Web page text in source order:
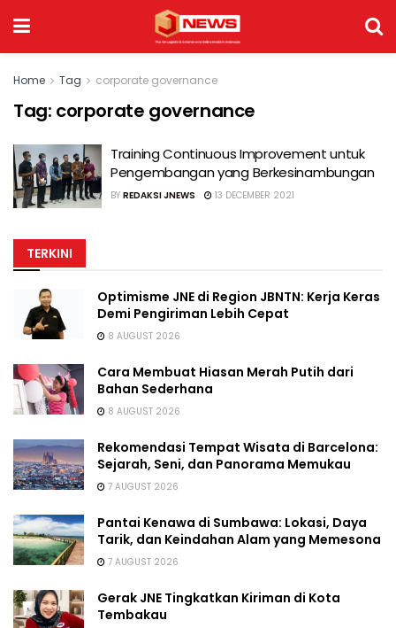
Home Tag corporate governance
Tag: corporate governance
Training Continuous Improvement untuk
Pengembangan yang Berkesinambungan
BY REDAKSI JNEWS 13 DECEMBER 2021
TERKINI
Optimisme JNE di Region JBNTN: Kerja Keras
Demi Pengiriman Lebih Cepat
8 AUGUST 2026
Cara Membuat Hiasan Merah Putih dari
Bahan Sederhana
8 AUGUST 2026
Rekomendasi Tempat Wisata di Barcelona:
Sejarah, Seni, dan Panorama Memukau
7 AUGUST 2026
Pantai Kenawa di Sumbawa: Lokasi, Daya
Tarik, dan Keindahan Alam yang Memesona
7 AUGUST 2026
Gerak JNE Tingkatkan Kiriman di Kota
Tembakau